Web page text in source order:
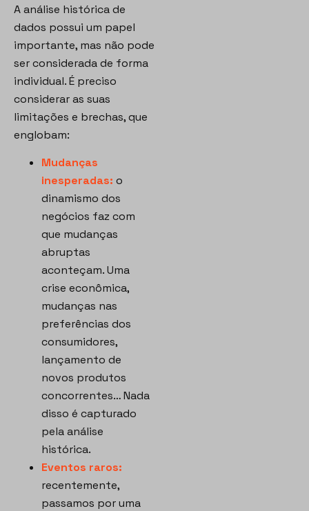
A análise histórica de
dados possui um papel
importante, mas não pode
ser considerada de forma
individual. É preciso
considerar as suas
limitações e brechas, que
englobam:
Mudanças
inesperadas: o
dinamismo dos
negócios faz com
que mudanças
abruptas
aconteçam. Uma
crise econômica,
mudanças nas
preferências dos
consumidores,
lançamento de
novos produtos
concorrentes… Nada
disso é capturado
pela análise
histórica.
Eventos raros:
recentemente,
passamos por uma